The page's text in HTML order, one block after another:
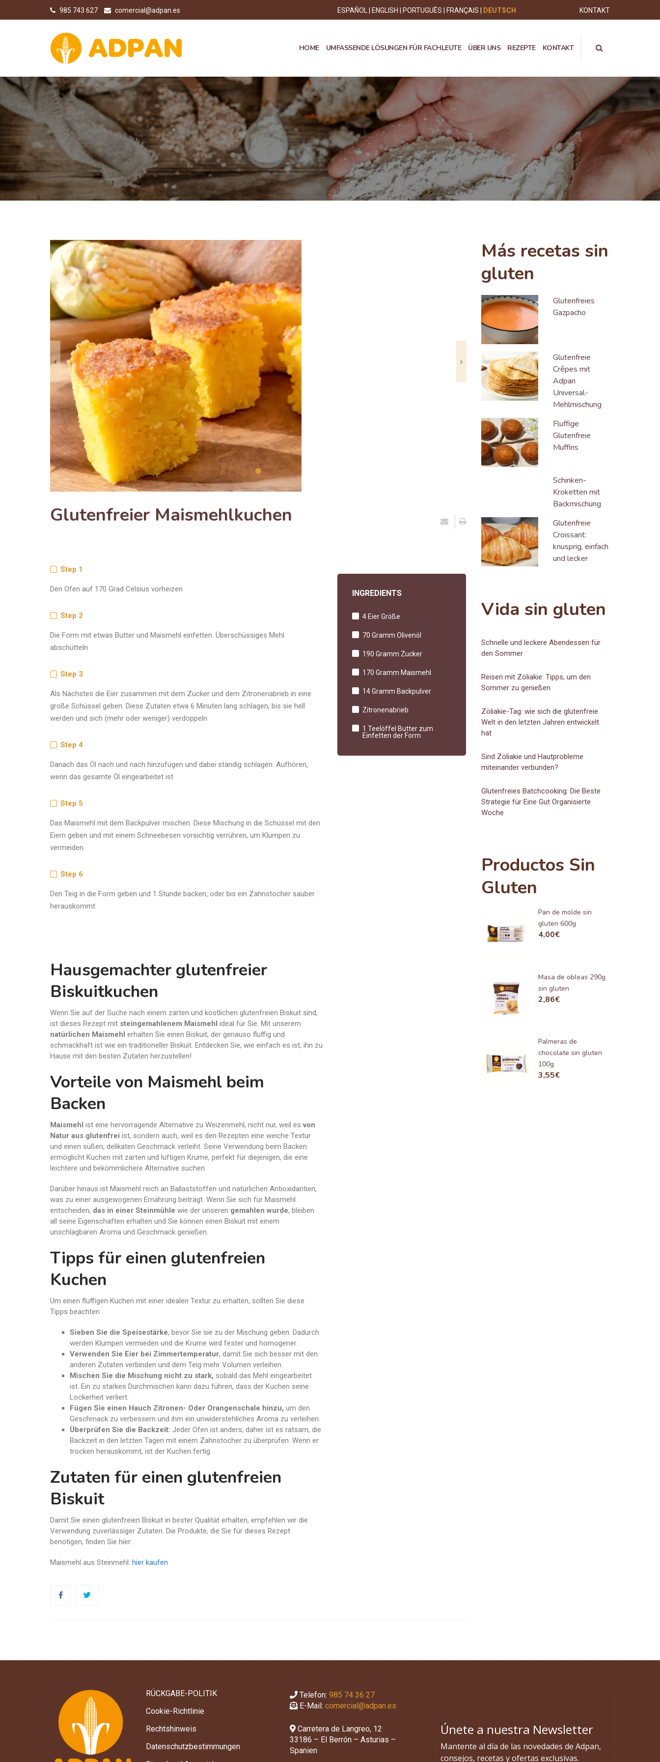
985 743 627 comercial@adpan.es KONTAKT
ESPAÑOL ENGLISH PORTUGUÊS FRANÇAIS DEUTSCH
HOME UMFASSENDE LÖSUNGEN FÜR FACHLEUTE ÜBER UNS REZEPTE KONTAKT
Previous Next
Glutenfreier Maismehlkuchen
Step 1
Den Ofen auf 170 Grad Celsius vorheizen
Step 2
Die Form mit etwas Butter und Maismehl einfetten. Überschüssiges Mehl
abschütteln
Step 3
Als Nächstes die Eier zusammen mit dem Zucker und dem Zitronenabrieb in eine
große Schüssel geben. Diese Zutaten etwa 6 Minuten lang schlagen, bis sie hell
werden und sich (mehr oder weniger) verdoppeln
Step 4
Danach das Öl nach und nach hinzufügen und dabei ständig schlagen. Aufhören,
wenn das gesamte Öl eingearbeitet ist
Step 5
Das Maismehl mit dem Backpulver mischen. Diese Mischung in die Schüssel mit den
Eiern geben und mit einem Schneebesen vorsichtig verrühren, um Klumpen zu
vermeiden
Step 6
Den Teig in die Form geben und 1 Stunde backen, oder bis ein Zahnstocher sauber
herauskommt
Hausgemachter glutenfreier
Biskuitkuchen
Wenn Sie auf der Suche nach einem zarten und köstlichen glutenfreien Biskuit sind,
ist dieses Rezept mit steingemahlenem Maismehl ideal für Sie. Mit unserem
natürlichen Maismehl erhalten Sie einen Biskuit, der genauso fluffig und
schmackhaft ist wie ein traditioneller Biskuit. Entdecken Sie, wie einfach es ist, ihn zu
Hause mit den besten Zutaten herzustellen!
Vorteile von Maismehl beim
Backen
Maismehl ist eine hervorragende Alternative zu Weizenmehl, nicht nur, weil esvon
Natur aus glutenfrei ist, sondern auch, weil es den Rezepten eine weiche Textur
und einen süßen, delikaten Geschmack verleiht. Seine Verwendung beim Backen
ermöglicht Kuchen mit zarten und luftigen Krume, perfekt für diejenigen, die eine
leichtere und bekömmlichere Alternative suchen.
Darüber hinaus ist Maismehl reich an Ballaststoffen und natürlichen Antioxidantien,
was zu einer ausgewogenen Ernährung beiträgt. Wenn Sie sich für Maismehl
entscheiden, das in einer Steinmühle wie der unseren gemahlen wurde, bleiben
all seine Eigenschaften erhalten und Sie können einen Biskuit mit einem
unschlagbaren Aroma und Geschmack genießen.
Tipps für einen glutenfreien
Kuchen
Um einen fluffigen Kuchen mit einer idealen Textur zu erhalten, sollten Sie diese
Tipps beachten :
Sieben Sie die Speisestärke, bevor Sie sie zu der Mischung geben. Dadurch
werden Klumpen vermieden und die Krume wird fester und homogener.
Verwenden Sie Eier bei Zimmertemperatur, damit Sie sich besser mit den
anderen Zutaten verbinden und dem Teig mehr Volumen verleihen.
Mischen Sie die Mischung nicht zu stark, sobald das Mehl eingearbeitet
ist. Ein zu starkes Durchmischen kann dazu führen, dass der Kuchen seine
Lockerheit verliert.
Fügen Sie einen Hauch Zitronen- Oder Orangenschale hinzu, um den
Geschmack zu verbessern und ihm ein unwiderstehliches Aroma zu verleihen.
Überprüfen Sie die Backzeit: Jeder Ofen ist anders, daher ist es ratsam, die
Backzeit in den letzten Tagen mit einem Zahnstocher zu überprüfen. Wenn er
trocken herauskommt, ist der Kuchen fertig.
Zutaten für einen glutenfreien
Biskuit
Damit Sie einen glutenfreien Biskuit in bester Qualität erhalten, empfehlen wir die
Verwendung zuverlässiger Zutaten. Die Produkte, die Sie für dieses Rezept
benötigen, finden Sie hier:
Maismehl aus Steinmehl: hier kaufen
INGREDIENTS
4 Eier Größe
70 Gramm Olivenöl
190 Gramm Zucker
170 Gramm Maismehl
14 Gramm Backpulver
Zitronenabrieb
1 Teelöffel Butter zum
Einfetten der Form
Más recetas sin
gluten
Glutenfreies
Gazpacho
Glutenfreie
Crêpes mit
Adpan
Universal-
Mehlmischung
Fluffige
Glutenfreie
Muffins
Schinken-
Kroketten mit
Backmischung
Glutenfreie
Croissant:
knusprig, einfach
und lecker
Vida sin gluten
Schnelle und leckere Abendessen für
den Sommer
Reisen mit Zöliakie: Tipps, um den
Sommer zu genießen
Zöliakie-Tag: wie sich die glutenfreie
Welt in den letzten Jahren entwickelt
hat
Sind Zöliakie und Hautprobleme
miteinander verbunden?
Glutenfreies Batchcooking: Die Beste
Strategie für Eine Gut Organisierte
Woche
Productos Sin
Gluten
Pan de molde sin
gluten 600g
4,00€
Masa de obleas 290g
sin gluten
2,86€
Palmeras de
chocolate sin gluten
100g
3,55€
RÜCKGABE-POLITIK
Cookie-Richtlinie
Rechtshinweis
Datenschutzbestimmungen
Telefon: 985 74 36 27
E-Mail: comercial@adpan.es
Carretera de Langreo, 12
33186 – El Berrón – Asturias –
Spanien